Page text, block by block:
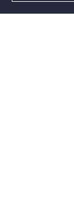
SOCIAL MEDIA